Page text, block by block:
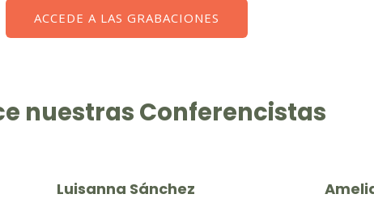
ACCEDE A LAS GRABACIONES
nuestras Conferencistas
Luisanna Sánchez